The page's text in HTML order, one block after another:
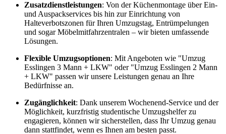
Zusatzdienstleistungen: Von der Küchenmontage über Ein-
und Auspackservices bis hin zur Einrichtung von
Halteverbotszonen für Ihren Umzugstag, Entrümpelungen
und sogar Möbelmitfahrzentralen – wir bieten umfassende
Lösungen.
Flexible Umzugsoptionen: Mit Angeboten wie "Umzug
Esslingen 3 Mann + LKW" oder "Umzug Esslingen 2 Mann
+ LKW" passen wir unsere Leistungen genau an Ihre
Bedürfnisse an.
Zugänglichkeit: Dank unserem Wochenend-Service und der
Möglichkeit, kurzfristig studentische Umzugshelfer zu
engagieren, können wir sicherstellen, dass Ihr Umzug genau
dann stattfindet, wenn es Ihnen am besten passt.